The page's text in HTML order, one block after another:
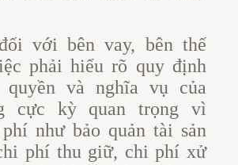
với bên vay, bên thế
phải hiểu rõ quy định
quyền và nghĩa vụ của
cực kỳ quan trọng vì
như bảo quản tài sản
phí thu giữ, chi phí xử